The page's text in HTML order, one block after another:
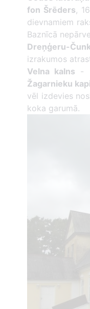
fon Šrēders,
dievnamiem
Baznīcā
Dreņģeru-
izrakumos
Velna kalns -
Žagarnieku
vēl izdevies
koka garumā.